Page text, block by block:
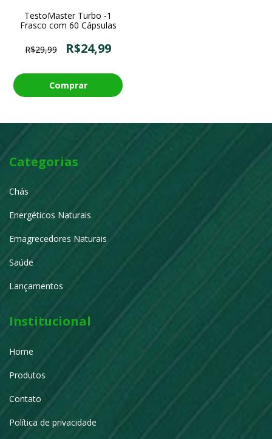
TestoMaster Turbo -1
Frasco com 60 Cápsulas
R$29,99 R$24,99
Categorias
Chás
Energéticos Naturais
Emagrecedores Naturais
Saúde
Lançamentos
Institucional
Home
Produtos
Contato
Política de privacidade